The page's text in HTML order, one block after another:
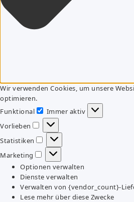
Wir verwenden Cookies, um unsere
optimieren.
Funktional
Funktional
Immer aktiv
Vorlieben
Vorlieben
Statistiken
Statistiken
Marketing
Marketing
Optionen verwalten
Dienste verwalten
Verwalten von {vendor_count}-
Lese mehr über diese Zwecke